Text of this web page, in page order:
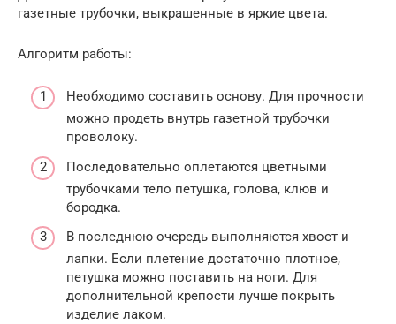
газетные трубочки, выкрашенные в яркие цвета.
Алгоритм работы:
Необходимо составить основу. Для прочности
можно продеть внутрь газетной трубочки
проволоку.
Последовательно оплетаются цветными
трубочками тело петушка, голова, клюв и
бородка.
В последнюю очередь выполняются хвост и
лапки. Если плетение достаточно плотное,
петушка можно поставить на ноги. Для
дополнительной крепости лучше покрыть
изделие лаком.